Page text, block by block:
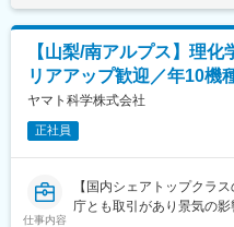
た、年間休日に加え特別
入しており、WLBを整え
い製品と分かりやすい技
す。自動車や航空機、工場
信頼性が重要な現場で幅広
会社です。
1. 新製品の立上げ（プロセ
・新製品を量産するため
【山梨/南アルプス】理
リアアップ歓迎／年10機
ヤマト科学株式会社
正社員
仕事内容
【国内シェアトップクラ
庁とも取引があり景気の影